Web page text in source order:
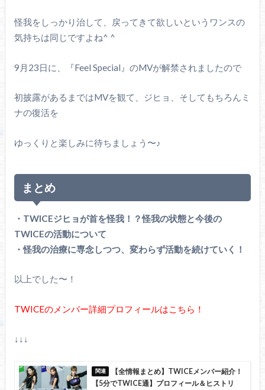
怪我をしっかり治して、戻ってきて欲しいというワンスの
気持ちは同じですよね^ ^
9月23日に、『Feel Special』のMVが解禁されましたので
初披露があるまではMVを観て、ジヒョ、そしてもちろんミ
ナの復活を
ゆっくりと楽しみに待ちましょう〜♪
まとめ
・TWICEジヒョが首を怪我！？怪我の状態と今後の
TWICEの活動について
・怪我の治療に専念しつつ、変わらず活動を続けていく！
以上でした〜！
TWICEのメンバー詳細プロフィールはこちら！
↓↓↓
【全情報まとめ】TWICEメンバー紹介！
【5分でTWICE通】プロフィール＆ヒストリ